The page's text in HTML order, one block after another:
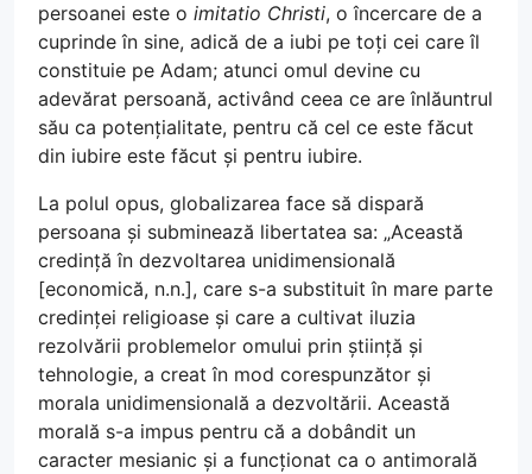
persoanei este o imitatio Christi, o încercare de a
cuprinde în sine, adică de a iubi pe toți cei care îl
constituie pe Adam; atunci omul devine cu
adevărat persoană, activând ceea ce are înlăuntrul
său ca potențialitate, pentru că cel ce este făcut
din iubire este făcut și pentru iubire.
La polul opus, globalizarea face să dispară
persoana și subminează libertatea sa: „Această
credință în dezvoltarea unidimensională
[economică, n.n.], care s-a substituit în mare parte
credinței religioase și care a cultivat iluzia
rezolvării problemelor omului prin știință și
tehnologie, a creat în mod corespunzător și
morala unidimensională a dezvoltării. Această
morală s-a impus pentru că a dobândit un
caracter mesianic și a funcționat ca o antimorală